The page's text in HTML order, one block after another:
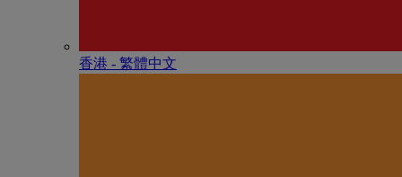
香港 - 繁體中文